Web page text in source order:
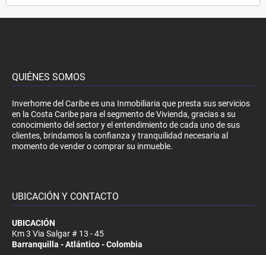
QUIÉNES SOMOS
Inverhome del Caribe es una Inmobiliaria que presta sus servicios
en la Costa Caribe para el segmento de Vivienda, gracias a su
conocimiento del sector y el entendimiento de cada uno de sus
clientes, brindamos la confianza y tranquilidad necesaria al
momento de vender o comprar su inmueble.
UBICACIÓN Y CONTACTO
UBICACIÓN
Km 3 Via Salgar # 13 - 45
Barranquilla - Atlántico - Colombia